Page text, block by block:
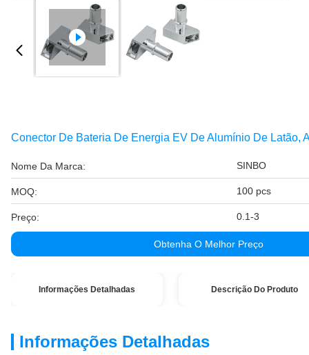
Conector De Bateria De Energia EV De Alumínio De Latão,
Nome Da Marca: SINBO
MOQ: 100 pcs
Preço: 0.1-3
Obtenha O Melhor Preço
Informações Detalhadas Descrição Do Produto
Informações Detalhadas